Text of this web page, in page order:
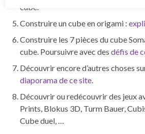
cube.
Construire un cube en origami :
Construire les 7 pièces du cube
cube. Poursuivre avec des défis de
Découvrir encore d’autres choses
diaporama de ce site.
Découvrir ou redécouvrir des jeux
Prints, Blokus 3D, Turm Bauer,
Cube duel, …